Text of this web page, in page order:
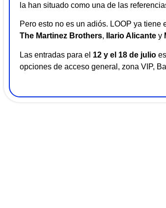
la han situado como una de las
Pero esto no es un adiós. LOOP ya tiene
The Martinez Brothers, Ilario Alicante y
Las entradas para el 12 y el 18 de julio
opciones de acceso general, zona VIP,